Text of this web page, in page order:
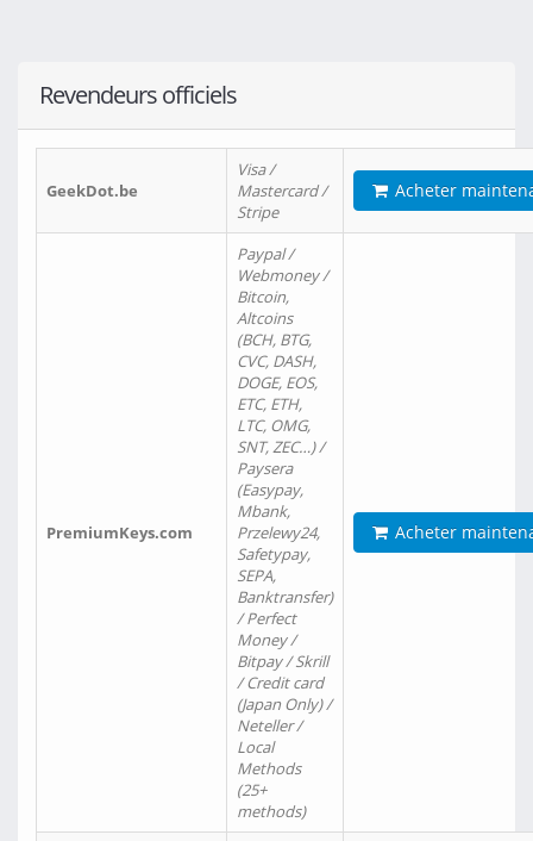
Revendeurs officiels
GeekDot.be
Visa /
Mastercard /
Stripe
Acheter
PremiumKeys.com
Paypal /
Webmoney /
Bitcoin,
Altcoins
(BCH, BTG,
CVC, DASH,
DOGE, EOS,
ETC, ETH,
LTC, OMG,
SNT, ZEC…) /
Paysera
(Easypay,
Mbank,
Przelewy24,
Safetypay,
SEPA,
Banktransfer)
/ Perfect
Money /
Bitpay / Skrill
/ Credit card
(Japan Only) /
Neteller /
Local
Methods
(25+
methods)
Acheter